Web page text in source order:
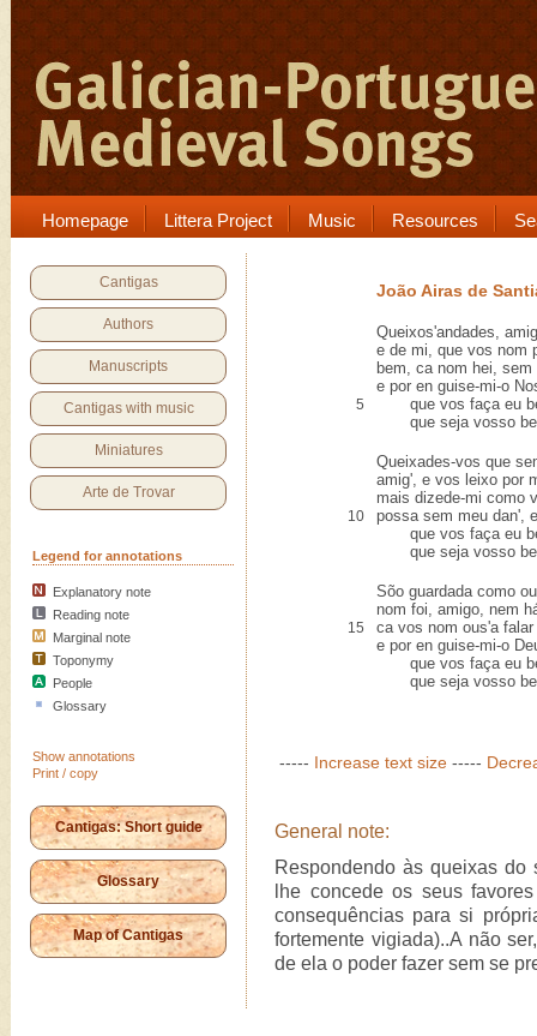
Homepage Littera Project Music Resources
Cantigas
Authors
Manuscripts
Cantigas with music
Miniatures
Arte de Trovar
Legend for annotations
Explanatory note
Reading note
Marginal note
Toponymy
People
Glossary
Show annotations
Print / copy
Cantigas: Short guide
Glossary
Map of Cantigas
João Airas de
Queixos'andades,
e de mi, que vos nom
bem, ca nom hei, sem
e por en guise-mi-o
5
que vos faça eu
que seja vosso
Queixades-vos que
amig', e vos leixo por
mais dizede-mi como
10
possa sem meu dan',
que vos faça eu
que seja vosso
Sõo guardada como
nom foi, amigo, nem
15
ca vos nom ous'a falar
e por en guise-mi-o
que vos faça eu
que seja vosso
----- Increase text size -----
General note:
Respondendo às queixas
lhe concede os seus
consequências para si
fortemente vigiada)..A não
de ela o poder fazer sem se